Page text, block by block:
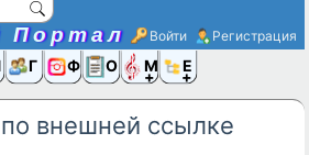
Портал Войти Регистрация
Группы
Фото Ещё
внешней ссылке